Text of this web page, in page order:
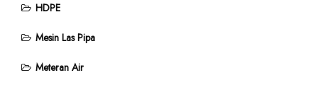
HDPE
Mesin Las Pipa
Meteran Air